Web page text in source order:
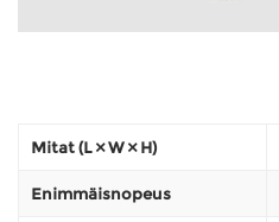
Mitat (L × W × H)
Enimmäisnopeus